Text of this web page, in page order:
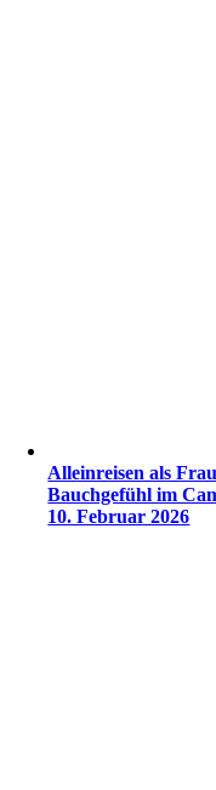
Alleinreisen als
Bauchgefühl im
10. Februar 2026